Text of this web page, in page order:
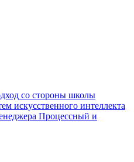
со стороны школы
искусственного интеллекта
Процессный и